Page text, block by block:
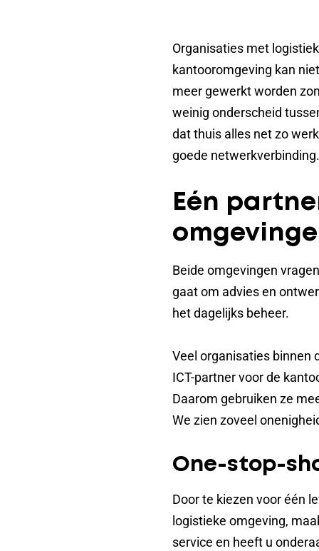
Organisaties met
kantooromgeving kan
meer gewerkt worden
weinig onderscheid
dat thuis alles net zo
goede netwerkverbinding.
Eén
Beide omgevingen
gaat om advies en
het dagelijks beheer.
Veel organisaties binnen
ICT-partner voor de
Daarom gebruiken ze
We zien zoveel
One-stop-
Door te kiezen voor één
logistieke omgeving,
service en heeft u